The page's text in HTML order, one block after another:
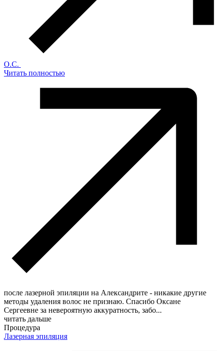
О.С.
Читать полностью
после лазерной эпиляции на Александрите - никакие другие
методы удаления волос не признаю. Спасибо Оксане
Сергеевне за невероятную аккуратность, забо...
читать дальше
Процедура
Лазерная эпиляция